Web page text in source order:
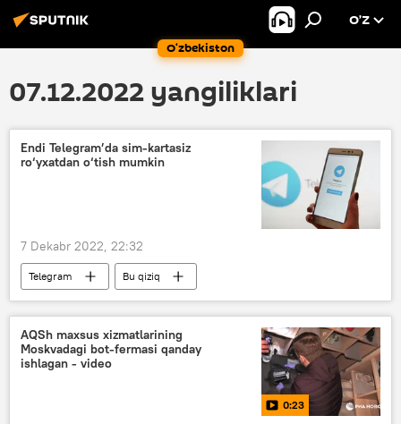
O‘zbekiston
O’Z
07.12.2022 yangiliklari
Endi Telegram’da sim-kartasiz
ro‘yxatdan o‘tish mumkin
7 Dekabr 2022, 22:32
Telegram Bu qiziq
AQSh maxsus xizmatlarining
Moskvadagi bot-fermasi qanday
ishlagan - video
0:23